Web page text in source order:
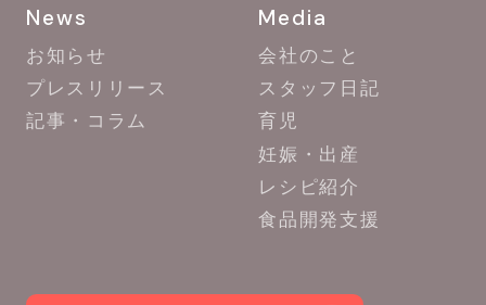
News
お知らせ
プレスリリース
記事・コラム
Media
会社のこと
スタッフ日記
育児
妊娠・出産
レシピ紹介
食品開発支援